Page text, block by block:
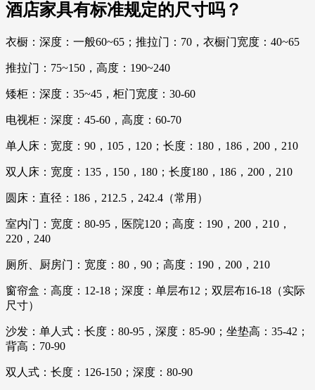
酒店家具有标准规定的尺寸吗？
衣橱：深度：一般60~65；推拉门：70，衣橱门宽度：40~65
推拉门：75~150，高度：190~240
矮柜：深度：35~45，柜门宽度：30-60
电视柜：深度：45-60，高度：60-70
单人床：宽度：90，105，120；长度：180，186，200，210
双人床：宽度：135，150，180；长度180，186，200，210
圆床：直径：186，212.5，242.4（常用）
室内门：宽度：80-95，医院120；高度：190，200，210，
220，240
厕所、厨房门：宽度：80，90；高度：190，200，210
窗帘盒：高度：12-18；深度：单层布12；双层布16-18（实际
尺寸）
沙发：单人式：长度：80-95，深度：85-90；坐垫高：35-42；
背高：70-90
双人式：长度：126-150；深度：80-90